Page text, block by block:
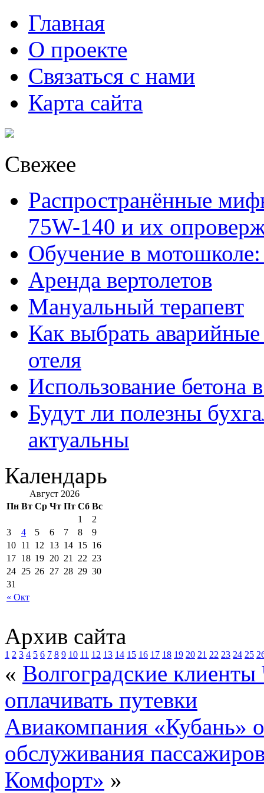
Главная
О проекте
Связаться с нами
Карта сайта
Свежее
Распространённые
75W-140 и их
Обучение в
Аренда вертолетов
Мануальный терапевт
Как выбрать
отеля
Использование бетона
Будут ли полезны
актуальны
Календарь
Август 2026
Пн Вт Ср Чт Пт Сб Вс
« Окт
1
2
3
4 5 6 7 8
9
10 11 12 13 14 15 16
17 18 19 20 21 22 23
24 25 26 27 28 29 30
31
Архив сайта
1 2 3 4 5 6 7 8 9 10 11 12 13 14 15 16 17 18 19 20 21 22 23 24 25
« Волгоградские
оплачивать путевки
Авиакомпания «Кубань»
обслуживания
Комфорт» »